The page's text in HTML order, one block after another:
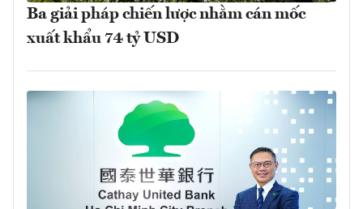
Ba giải pháp chiến lược nhằm cán mốc
xuất khẩu 74 tỷ USD